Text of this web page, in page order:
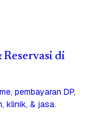
Reservasi di
pembayaran DP,
klinik, & jasa.